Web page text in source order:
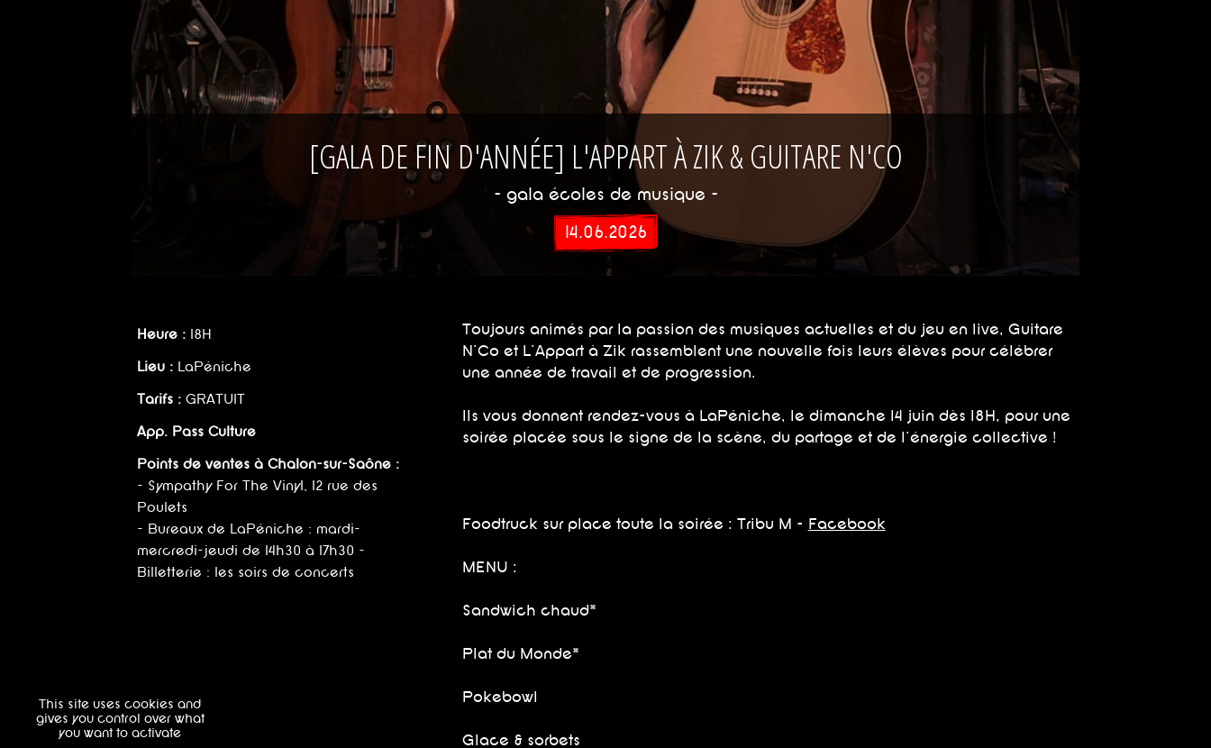
[GALA DE FIN D'ANNÉE] L'APPART À ZIK & GUITARE N'CO
- gala écoles de musique -
14.06.2026
Heure : 18H
Lieu : LaPéniche
Tarifs : GRATUIT
App. Pass Culture
Points de ventes à Chalon-sur-Saône :
- Sympathy For The Vinyl, 12 rue des
Poulets
- Bureaux de LaPéniche : mardi-
mercredi-jeudi de 14h30 à 17h30 -
Billetterie : les soirs de concerts
Toujours animés par la passion des musiques actuelles et du jeu en live, Guitare
N'Co et L'Appart à Zik rassemblent une nouvelle fois leurs élèves pour célébrer
une année de travail et de progression.
Ils vous donnent rendez-vous à LaPéniche, le dimanche 14 juin dès 18H, pour une
soirée placée sous le signe de la scène, du partage et de l'énergie collective !
Foodtruck sur place toute la soirée : Tribu M - Facebook
MENU :
Sandwich chaud*
Plat du Monde*
Pokebowl
Glace & sorbets
This site uses cookies and
gives you control over what
you want to activate